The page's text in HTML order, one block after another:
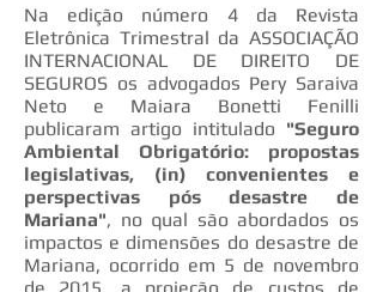
Na edição número 4 da Revista
Eletrônica Trimestral da ASSOCIAÇÃO
INTERNACIONAL DE DIREITO DE
SEGUROS os advogados Pery Saraiva
Neto e Maiara Bonetti Fenilli
publicaram artigo intitulado "Seguro
Ambiental Obrigatório: propostas
legislativas, (in) convenientes e
perspectivas pós desastre de
Mariana", no qual são abordados os
impactos e dimensões do desastre de
Mariana, ocorrido em 5 de novembro
de 2015, a projeção de custos de